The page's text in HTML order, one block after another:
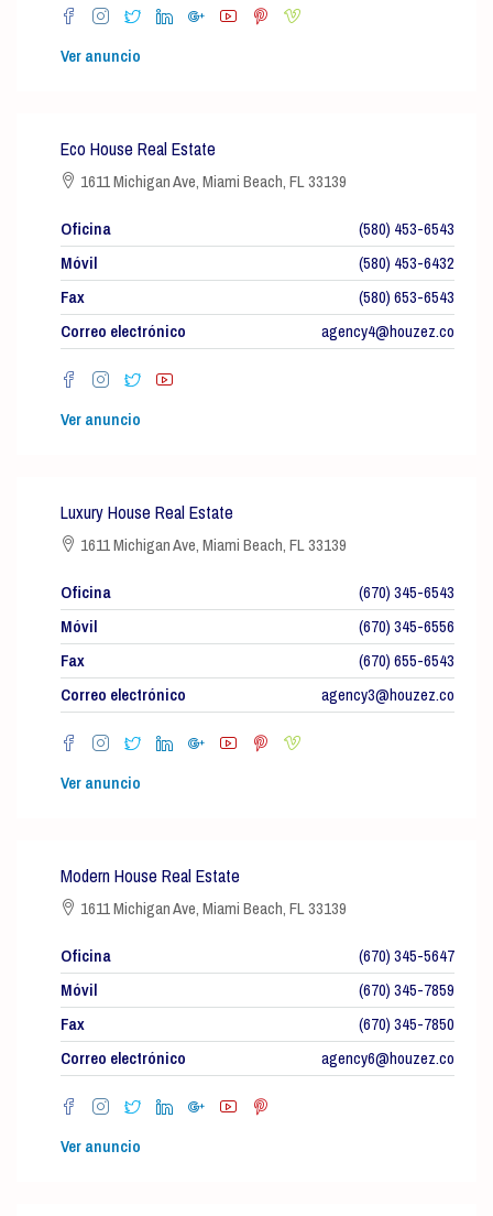
Ver anuncio
Eco House Real Estate
1611 Michigan Ave, Miami Beach, FL 33139
Oficina
(580) 453-6543
Móvil
(580) 453-6432
Fax
(580) 653-6543
Correo electrónico
agency4@houzez.co
Ver anuncio
Luxury House Real Estate
1611 Michigan Ave, Miami Beach, FL 33139
Oficina
(670) 345-6543
Móvil
(670) 345-6556
Fax
(670) 655-6543
Correo electrónico
agency3@houzez.co
Ver anuncio
Modern House Real Estate
1611 Michigan Ave, Miami Beach, FL 33139
Oficina
(670) 345-5647
Móvil
(670) 345-7859
Fax
(670) 345-7850
Correo electrónico
agency6@houzez.co
Ver anuncio